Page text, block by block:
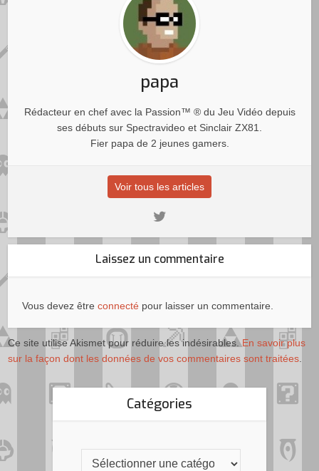
papa
Rédacteur en chef avec la Passion™ ® du Jeu Vidéo depuis
ses débuts sur Spectravideo et Sinclair ZX81.
Fier papa de 2 jeunes gamers.
Voir tous les articles
Laissez un commentaire
Vous devez êtreconnecté pour laisser un commentaire.
Ce site utilise Akismet pour réduire les indésirables.En savoir plus
sur la façon dont les données de vos commentaires sont traitées
Catégories